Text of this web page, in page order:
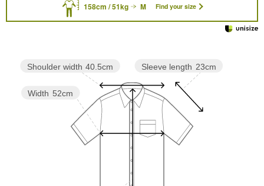
158cm / 51kg M Find your size
Sleeve length 23cm
Width 52cm
Shoulder width 40.5cm